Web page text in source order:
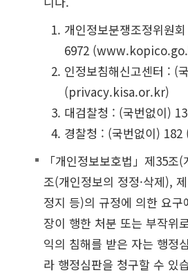
개인정보분쟁조정위원
6972
인정보침해신고센터 : (
(privacy.kisa.or.kr)
대검찰청 : (국번없이)
경찰청 : (국번없이) 182
「개인정보보호법」제35
조(개인정보의 정정·삭제),
정지 등)의 규정에 의한 요구
장이 행한 처분 또는 부작위
익의 침해를 받은 자는 행정
라 행정심판을 청구할 수 있